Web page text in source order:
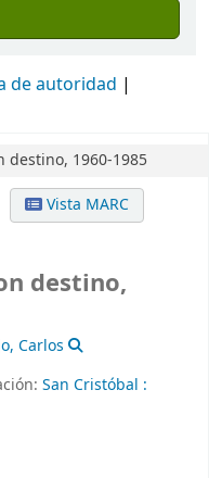
de autoridad
destino, 1960-1985
Vista MARC
destino,
Carlos
San Cristóbal :